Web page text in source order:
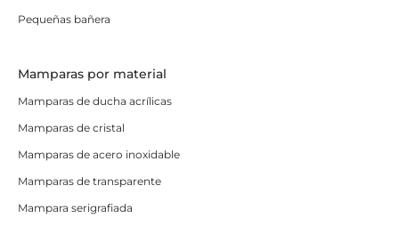
Pequeñas bañera
Mamparas por material
Mamparas de ducha acrílicas
Mamparas de cristal
Mamparas de acero inoxidable
Mamparas de transparente
Mampara serigrafiada